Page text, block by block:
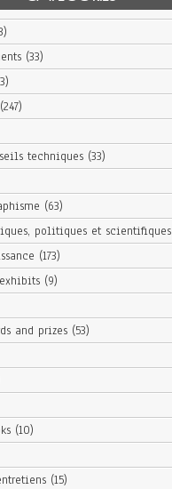
(33)
(247)
techniques (33)
(63)
politiques et scientifiques
(173)
(9)
and prizes (53)
(10)
(15)